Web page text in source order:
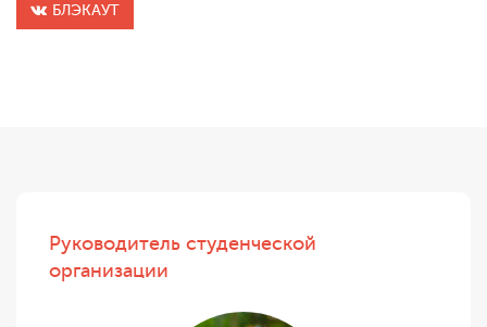
БЛЭКАУТ
Руководитель студенческой
организации